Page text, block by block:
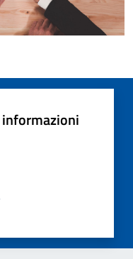
informazioni